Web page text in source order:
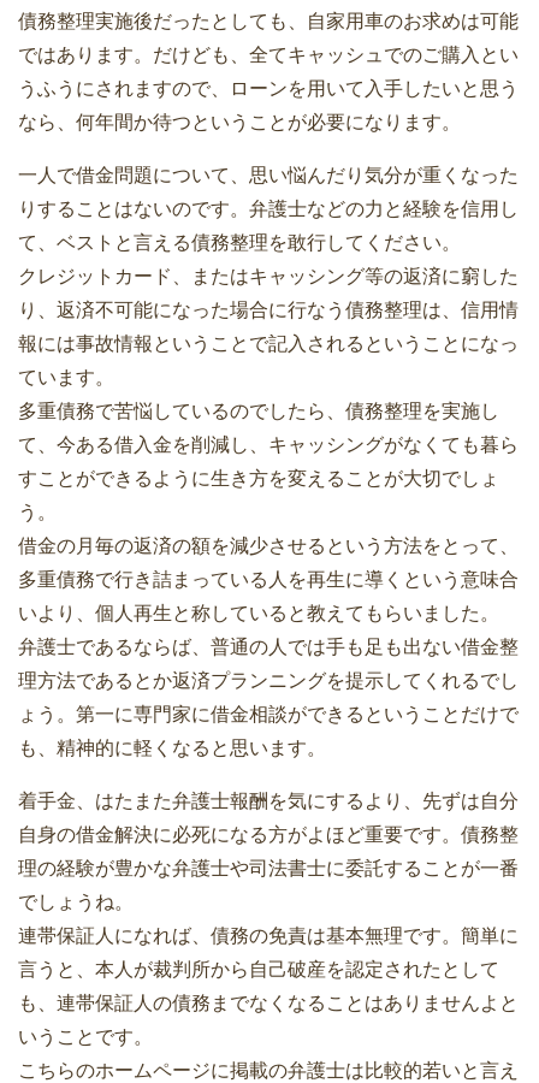
債務整理実施後だったとしても、自家用車のお求めは可能
ではあります。だけども、全てキャッシュでのご購入とい
うふうにされますので、ローンを用いて入手したいと思う
なら、何年間か待つということが必要になります。
一人で借金問題について、思い悩んだり気分が重くなった
りすることはないのです。弁護士などの力と経験を信用し
て、ベストと言える債務整理を敢行してください。
クレジットカード、またはキャッシング等の返済に窮した
り、返済不可能になった場合に行なう債務整理は、信用情
報には事故情報ということで記入されるということになっ
ています。
多重債務で苦悩しているのでしたら、債務整理を実施し
て、今ある借入金を削減し、キャッシングがなくても暮ら
すことができるように生き方を変えることが大切でしょ
う。
借金の月毎の返済の額を減少させるという方法をとって、
多重債務で行き詰まっている人を再生に導くという意味合
いより、個人再生と称していると教えてもらいました。
弁護士であるならば、普通の人では手も足も出ない借金整
理方法であるとか返済プランニングを提示してくれるでし
ょう。第一に専門家に借金相談ができるということだけで
も、精神的に軽くなると思います。
着手金、はたまた弁護士報酬を気にするより、先ずは自分
自身の借金解決に必死になる方がよほど重要です。債務整
理の経験が豊かな弁護士や司法書士に委託することが一番
でしょうね。
連帯保証人になれば、債務の免責は基本無理です。簡単に
言うと、本人が裁判所から自己破産を認定されたとして
も、連帯保証人の債務までなくなることはありませんよと
いうことです。
こちらのホームページに掲載の弁護士は比較的若いと言え